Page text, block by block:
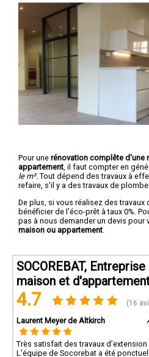
Pour une rénovation complête d'une
appartement , il faut compter en
le m². Tout dépend des travaux à
refaire, s'il y a des travaux de
De plus, si vous réalisez des
bénéficier de l'éco-prêt à taux 0%.
pas à nous demander un devis pour
maison ou appartement
SOCOREBAT,
maison et
4.7 (16
Laurent Meyer de Altkirch
Très satisfait des travaux d’extension
L’équipe de Socorebat a été